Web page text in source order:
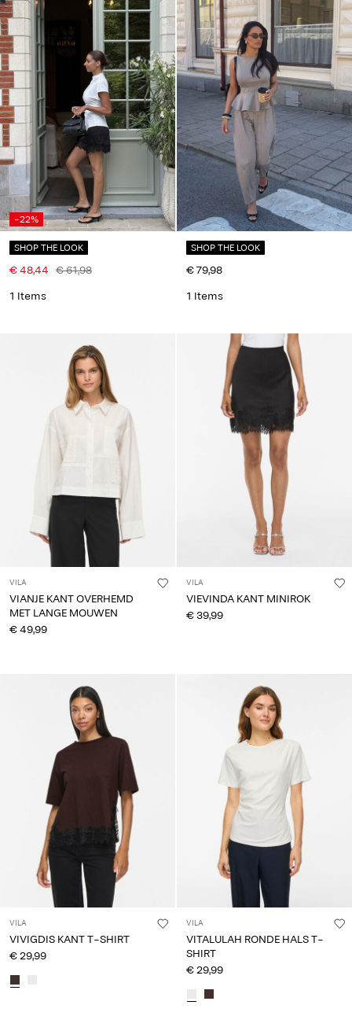
-22%
SHOP THE LOOK
€ 48,44 € 61,98
1 Items
SHOP THE LOOK
€ 79,98
1 Items
VILA
VIANJE KANT OVERHEMD
MET LANGE MOUWEN
€ 49,99
VILA
VIEVINDA KANT MINIROK
€ 39,99
VILA
VIVIGDIS KANT T-SHIRT
€ 29,99
VILA
VITALULAH RONDE HALS T-
SHIRT
€ 29,99